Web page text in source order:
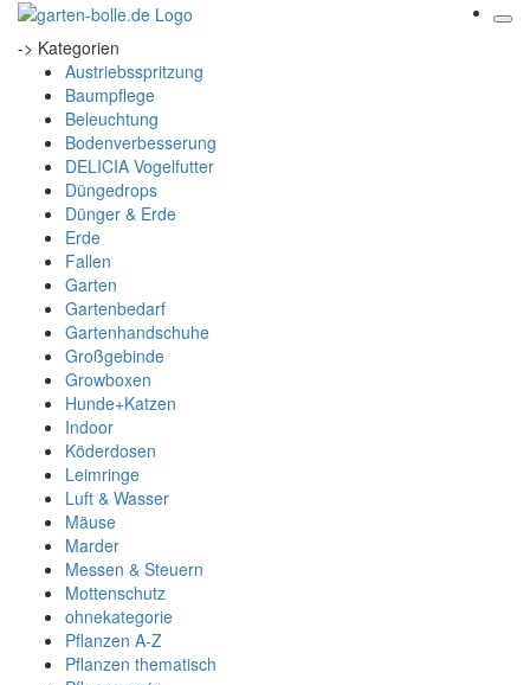
-> Kategorien
Austriebsspritzung
Baumpflege
Beleuchtung
Bodenverbesserung
DELICIA Vogelfutter
Düngedrops
Dünger & Erde
Erde
Fallen
Garten
Gartenbedarf
Gartenhandschuhe
Großgebinde
Growboxen
Hunde+Katzen
Indoor
Köderdosen
Leimringe
Luft & Wasser
Mäuse
Marder
Messen & Steuern
Mottenschutz
ohnekategorie
Pflanzen A-Z
Pflanzen thematisch